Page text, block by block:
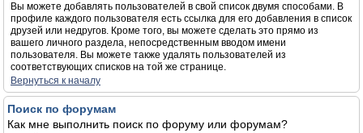
Вы можете добавлять пользователей в свой список двумя способами. В
профиле каждого пользователя есть ссылка для его добавления в список
друзей или недругов. Кроме того, вы можете сделать это прямо из
вашего личного раздела, непосредственным вводом имени
пользователя. Вы можете также удалять пользователей из
соответствующих списков на той же странице.
Вернуться к началу
Поиск по форумам
Как мне выполнить поиск по форуму или форумам?